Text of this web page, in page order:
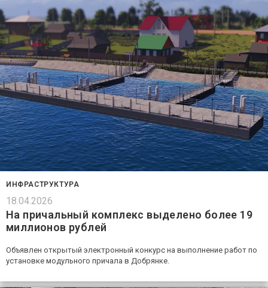
ИНФРАСТРУКТУРА
18.04.2026
На причальный комплекс выделено более 19
миллионов рублей
Объявлен открытый электронный конкурс на выполнение работ по
установке модульного причала в Добрянке.